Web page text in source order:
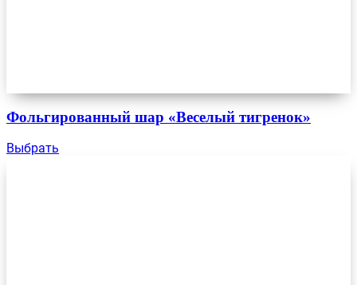
Фольгированный шар «Веселый тигренок»
Выбрать